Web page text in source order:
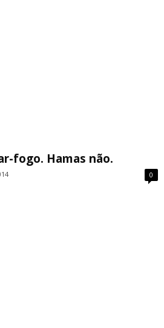
fogo. Hamas não.
0